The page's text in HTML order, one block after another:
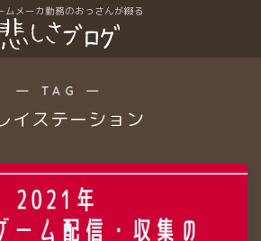
― TAG ―
イステーション